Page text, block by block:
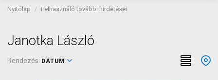
Nyitólap Felhasználó további hirdetései
Janotka László
Rendezés: DÁTUM